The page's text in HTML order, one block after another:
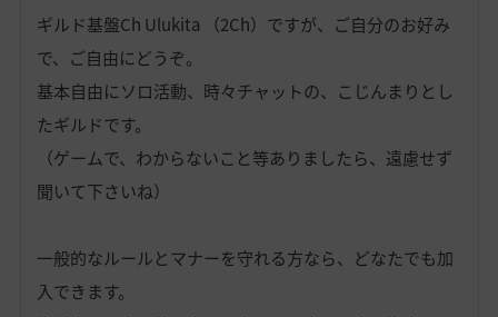
ギルド基盤Ch Ulukita （2Ch）ですが、ご自分のお好み
で、ご自由にどうぞ。
基本自由にソロ活動、時々チャットの、こじんまりとし
たギルドです。
（ゲームで、わからないこと等ありましたら、遠慮せず
聞いて下さいね）
一般的なルールとマナーを守れる方なら、どなたでも加
入できます。